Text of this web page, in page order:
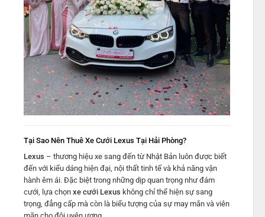
Tại Sao Nên Thuê Xe Cưới Lexus Tại Hải Phòng?
Lexus – thương hiệu xe sang đến từ Nhật Bản luôn được biết
đến với kiểu dáng hiện đại, nội thất tinh tế và khả năng vận
hành êm ái. Đặc biệt trong những dịp quan trọng như đám
cưới, lựa chọn xe cưới Lexus không chỉ thể hiện sự sang
trọng, đẳng cấp mà còn là biểu tượng của sự may mắn và viên